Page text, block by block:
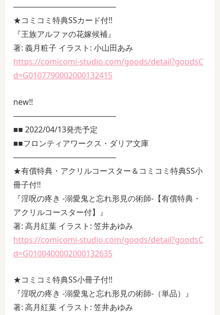
───────────────────
★コミコミ特典SSカード付!!
『王族アルファの花嫁候補』
著: 義月粧子 イラスト: 小山田あみ
https://comicomi-studio.com/goods/detail?goodsC
d=G0107790002000132415
new!!
───────────────────
■■ 2022/04/13発売予定
■■フロンティアワークス・ダリア文庫
───────────────────
★有償特典・アクリルコースター＆コミコミ特典SS小
冊子付!!
『淫呪の疼き -溺愛鬼と忘れ形見の術師-【有償特典・
アクリルコースター付】』
著: 高月紅葉 イラスト: 笠井あゆみ
https://comicomi-studio.com/goods/detail?goodsC
d=G0100400002000132635
★コミコミ特典SS小冊子付!!
『淫呪の疼き -溺愛鬼と忘れ形見の術師-（単品）』
著: 高月紅葉 イラスト: 笠井あゆみ